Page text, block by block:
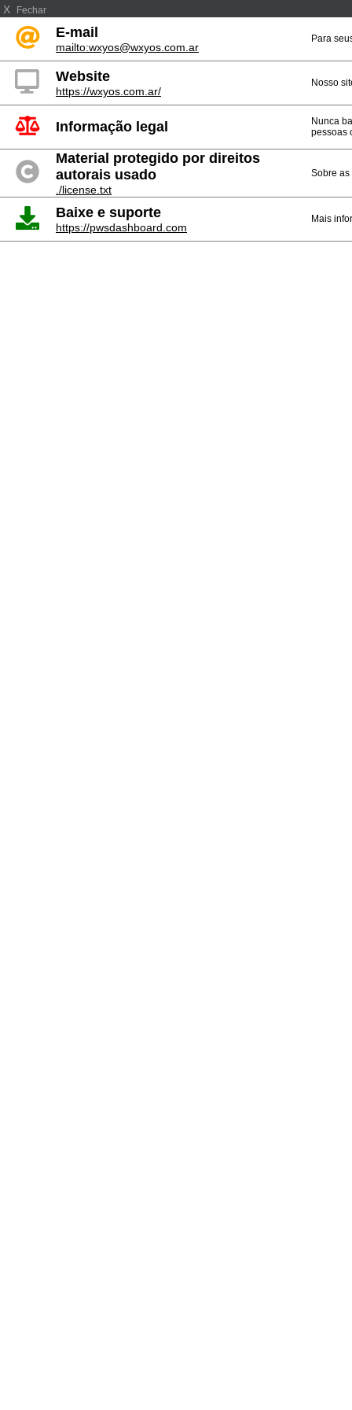
X Fechar
E-mail
mailto:wxyos@wxyos.com.ar
Para
Website
https://wxyos.com.ar/
Nosso
Informação legal
Nunca
pessoas
Material protegido por direitos
autorais usado
./license.txt
Sobre
Baixe e suporte
https://pwsdashboard.com
Mais